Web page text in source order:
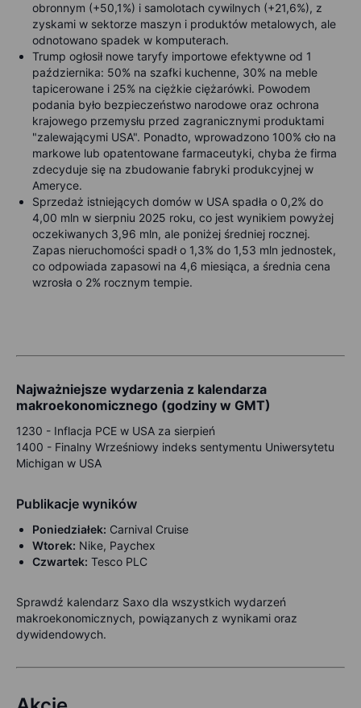
obronnym (+50,1%) i samolotach cywilnych (+21,6%), z
zyskami w sektorze maszyn i produktów metalowych, ale
odnotowano spadek w komputerach.
Trump ogłosił nowe taryfy importowe efektywne od 1
października: 50% na szafki kuchenne, 30% na meble
tapicerowane i 25% na ciężkie ciężarówki. Powodem
podania było bezpieczeństwo narodowe oraz ochrona
krajowego przemysłu przed zagranicznymi produktami
"zalewającymi USA". Ponadto, wprowadzono 100% cło na
markowe lub opatentowane farmaceutyki, chyba że firma
zdecyduje się na zbudowanie fabryki produkcyjnej w
Ameryce.
Sprzedaż istniejących domów w USA spadła o 0,2% do
4,00 mln w sierpniu 2025 roku, co jest wynikiem powyżej
oczekiwanych 3,96 mln, ale poniżej średniej rocznej.
Zapas nieruchomości spadł o 1,3% do 1,53 mln jednostek,
co odpowiada zapasowi na 4,6 miesiąca, a średnia cena
wzrosła o 2% rocznym tempie.
Najważniejsze wydarzenia z kalendarza
makroekonomicznego (godziny w GMT)
1230 - Inflacja PCE w USA za sierpień
1400 - Finalny Wrześniowy indeks sentymentu Uniwersytetu
Michigan w USA
Publikacje wyników
Poniedziałek: Carnival Cruise
Wtorek: Nike, Paychex
Czwartek: Tesco PLC
Sprawdź kalendarz Saxo dla wszystkich wydarzeń
makroekonomicznych, powiązanych z wynikami oraz
dywidendowych.